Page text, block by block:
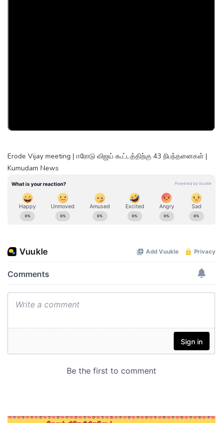
Erode Vijay meeting | ஈரோடு விஜய் கூட்டத்திற்கு 43 நிபந்தனைகள் |
Kumudam News